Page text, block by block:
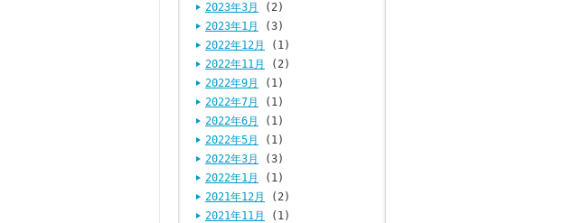
2023年3月
(2)
2023年1月
(3)
2022年12月
(1)
2022年11月
(2)
2022年9月
(1)
2022年7月
(1)
2022年6月
(1)
2022年5月
(1)
2022年3月
(3)
2022年1月
(1)
2021年12月
(2)
2021年11月
(1)